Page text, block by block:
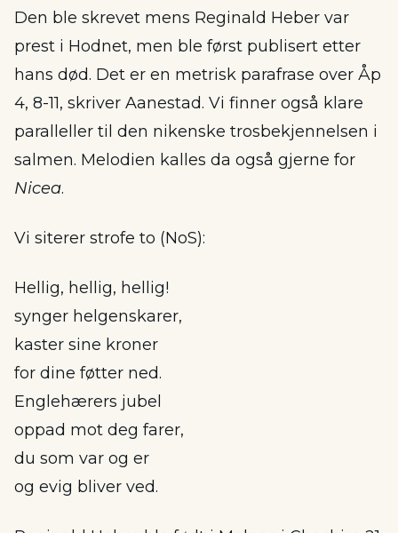
Den ble skrevet mens Reginald Heber var
prest i Hodnet, men ble først publisert etter
hans død. Det er en metrisk parafrase over Åp
4, 8-11, skriver Aanestad. Vi finner også klare
paralleller til den nikenske trosbekjennelsen i
salmen. Melodien kalles da også gjerne for
Nicea.
Vi siterer strofe to (NoS):
Hellig, hellig, hellig!
synger helgenskarer,
kaster sine kroner
for dine føtter ned.
Englehærers jubel
oppad mot deg farer,
du som var og er
og evig bliver ved.